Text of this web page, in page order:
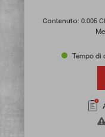
Contenuto: 0.005
Tempo di